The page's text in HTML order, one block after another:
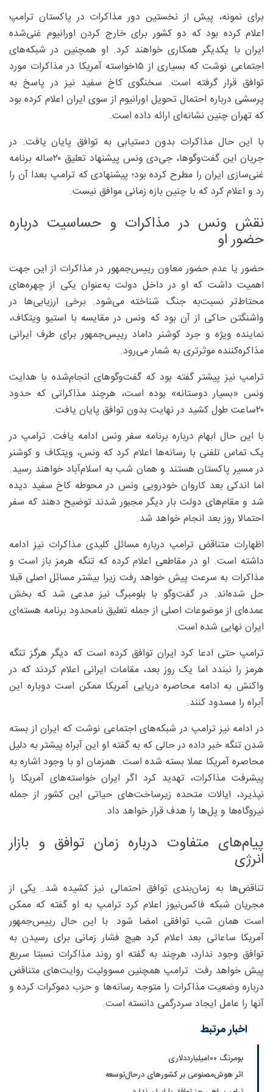
برای نمونه، پیش از نخستین دور مذاکرات در پاکستان ترامپ
اعلام کرده بود که دو کشور برای خارج کردن اورانیوم غنی‌شده
ایران با یکدیگر همکاری خواهند کرد. او همچنین در شبکه‌های
اجتماعی نوشت که بسیاری از ۱۵خواسته آمریکا در مذاکرات مورد
توافق قرار گرفته است. سخنگوی کاخ سفید نیز در پاسخ به
پرسشی درباره احتمال تحویل اورانیوم از سوی ایران اعلام کرده بود
که تهران چنین نشانه‌ای ارائه داده است.
با این حال مذاکرات بدون دستیابی به توافق پایان یافت. در
جریان این گفت‌وگوها، جی‌دی ونس پیشنهاد تعلیق ۲۰ساله برنامه
غنی‌سازی ایران را مطرح کرده بود؛ پیشنهادی که ترامپ بعدا آن را
رد و اعلام کرد که با چنین بازه زمانی موافق نیست.
نقش ونس در مذاکرات و حساسیت درباره
حضور او
حضور یا عدم حضور معاون رییس‌جمهور در مذاکرات از این جهت
اهمیت داشت که او در داخل دولت به‌عنوان یکی از چهره‌های
محتاط‌تر نسبت‌به جنگ شناخته می‌شود. برخی ارزیابی‌ها در
واشنگتن حاکی از آن بود که ونس در مقایسه با استیو ویتکاف،
نماینده ویژه و جرد کوشنر داماد رییس‌جمهور برای طرف ایرانی
مذاکره‌کننده موثرتری به شمار می‌رود.
ترامپ نیز پیشتر گفته بود که گفت‌وگوهای انجام‌شده با هدایت
ونس «بسیار دوستانه» بوده است، هرچند مذاکراتی که حدود
۲۰ساعت طول کشید در نهایت بدون توافق پایان یافت.
با این حال ابهام درباره برنامه سفر ونس ادامه یافت. ترامپ در
یک تماس تلفنی با رسانه‌ها اعلام کرد که ونس، ویتکاف و کوشنر
در مسیر پاکستان هستند و همان شب به اسلام‌آباد خواهند رسید.
اما اندکی بعد کاروان خودرویی ونس در محوطه کاخ سفید دیده
شد و مقام‌های دولت بار دیگر مجبور شدند توضیح دهند که سفر
احتمالا روز بعد انجام خواهد شد.
اظهارات متناقض ترامپ درباره مسائل کلیدی مذاکرات نیز ادامه
داشته است. او در مقاطعی اعلام کرده که تنگه هرمز باز است و
مذاکرات به سرعت پیش خواهد رفت زیرا بیشتر مسائل اصلی قبلا
حل شده‌اند. در گفت‌وگو با بلومبرگ نیز مدعی شد که بخش
عمده‌ای از موضوعات اصلی از جمله تعلیق نامحدود برنامه هسته‌ای
ایران نهایی شده است.
ترامپ حتی ادعا کرد ایران توافق کرده است که دیگر هرگز تنگه
هرمز را نبندد اما یک روز بعد، مقامات ایرانی اعلام کردند که در
واکنش به ادامه محاصره دریایی آمریکا ممکن است دوباره این
آبراه را مسدود کنند.
در ادامه نیز ترامپ در شبکه‌های اجتماعی نوشت که ایران از بسته
شدن تنگه خبر داده در حالی که به گفته او این آبراه پیشتر به دلیل
محاصره آمریکا عملا بسته شده است. همزمان او با وجود اشاره به
پیشرفت مذاکرات، تهدید کرد اگر ایران خواسته‌های آمریکا را
نپذیرد، ایالات متحده زیرساخت‌های حیاتی این کشور از جمله
نیروگاه‌ها و پل‌ها را هدف قرار خواهد داد.
پیام‌های متفاوت درباره زمان توافق و بازار
انرژی
تناقض‌ها به زمان‌بندی توافق احتمالی نیز کشیده شد. یکی از
مجریان شبکه فاکس‌نیوز اعلام کرد ترامپ به او گفته که ممکن
است همان شب توافقی امضا شود. با این حال رییس‌جمهور
آمریکا ساعاتی بعد اعلام کرد هیچ فشار زمانی برای رسیدن به
توافق وجود ندارد، هرچند به گفته او روند مذاکرات نسبتا سریع
پیش خواهد رفت. ترامپ همچنین مسوولیت روایت‌های متناقض
درباره وضعیت مذاکرات را متوجه رسانه‌ها و حزب دموکرات کرده و
آنها را عامل ایجاد سردرگمی دانسته است.
اخبار مرتبط
بومرنگ ۱۰۰میلیارددلاری
اثر هوش‌مصنوعی بر کشورهای درحال‌توسعه